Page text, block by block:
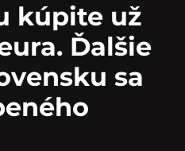
kúpite už
Ďalšie
sa